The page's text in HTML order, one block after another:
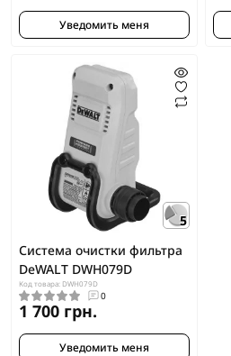
Уведомить меня
5
Система очистки фильтра
DeWALT DWH079D
Код товара: DWH079D
0
1 700 грн.
Уведомить меня